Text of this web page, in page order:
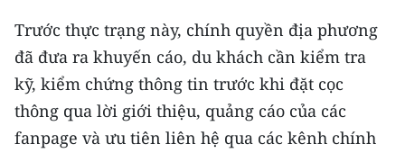
E-Magazine
Video
Media Chính trị
Trước thực trạng này, chính quyền địa phương
đã đưa ra khuyến cáo, du khách cần kiểm tra
kỹ, kiểm chứng thông tin trước khi đặt cọc
thông qua lời giới thiệu, quảng cáo của các
fanpage và ưu tiên liên hệ qua các kênh chính